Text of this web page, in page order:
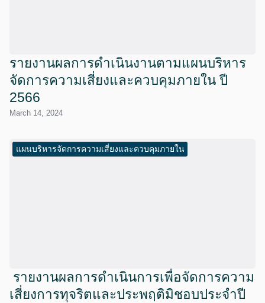
รายงานผลการดำเนินงานตามแผนบริหาร
จัดการความเสี่ยงและควบคุมภายใน ปี
2566
March 14, 2024
แผนบริหารจัดการความเสี่ยงและควบคุมภายใน
รายงานผลการดำเนินการเพื่อจัดการความ
เสี่ยงการทุจริตและประพฤติมิชอบประจำปี